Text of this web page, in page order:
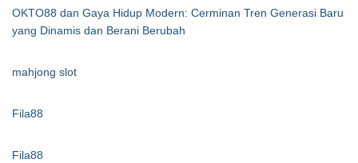
OKTO88 dan Gaya Hidup Modern: Cerminan Tren Generasi Baru
yang Dinamis dan Berani Berubah
mahjong slot
Fila88
Fila88